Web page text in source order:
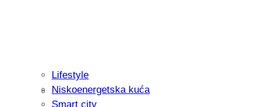
Isprobali smo: Thermostar
Lifestyle
Niskoenergetska kuća
Smart city